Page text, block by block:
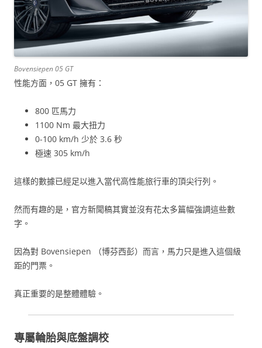
Bovensiepen 05 GT
性能方面，05 GT 擁有：
800 匹馬力
1100 Nm 最大扭力
0-100 km/h 少於 3.6 秒
極速 305 km/h
這樣的數據已經足以進入當代高性能旅行車的頂尖行列。
然而有趣的是，官方新聞稿其實並沒有花太多篇幅強調這些數
字。
因為對 Bovensiepen （博芬西彭）而言，馬力只是進入這個級
距的門票。
真正重要的是整體體驗。
專屬輪胎與底盤調校